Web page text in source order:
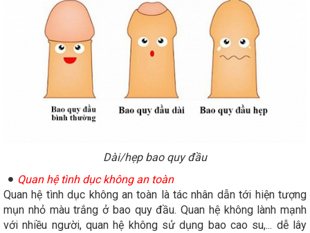
Dài/hẹp bao quy đầu
Quan hệ tình dục không an toàn
Quan hệ tình dục không an toàn là tác nhân dẫn tới hiện tượng
mụn nhỏ màu trắng ở bao quy đầu. Quan hệ không lành mạnh
với nhiều người, quan hệ không sử dụng bao cao su,... dễ lây